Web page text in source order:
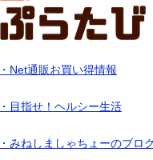
・Net通販お買い得情報
・目指せ！ヘルシー生活
・みねしましゃちょーのブロ